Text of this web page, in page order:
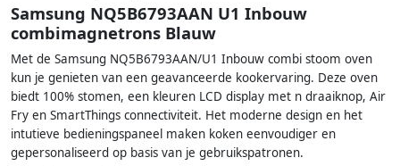
Samsung NQ5B6793AAN U1 Inbouw
combimagnetrons Blauw
Met de Samsung NQ5B6793AAN/U1 Inbouw combi stoom oven
kun je genieten van een geavanceerde kookervaring. Deze oven
biedt 100% stomen, een kleuren LCD display met n draaiknop, Air
Fry en SmartThings connectiviteit. Het moderne design en het
intutieve bedieningspaneel maken koken eenvoudiger en
gepersonaliseerd op basis van je gebruikspatronen.